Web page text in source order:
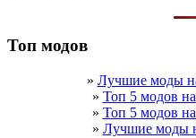
Топ модов
» Лучшие моды
» Топ 5 модов
» Топ 5 модов
» Лучшие моды